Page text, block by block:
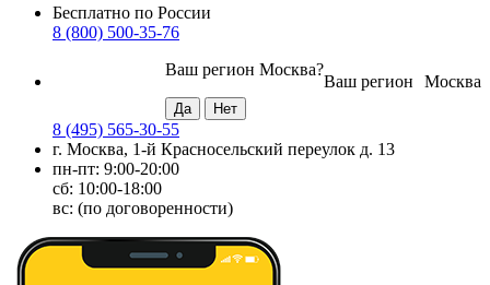
Бесплатно по России
8 (800) 500-35-76
Москва
Ваш регион
Ваш регион Москва?
8 (495) 565-30-55
г. Москва, 1-й Красносельский переулок д. 13
пн-пт: 9:00-20:00
сб: 10:00-18:00
вс: (по договоренности)